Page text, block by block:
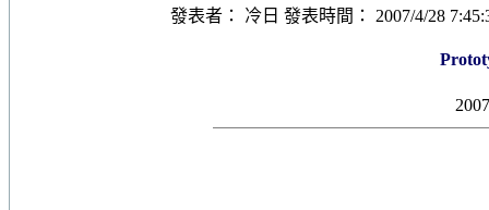
發表者： 冷日 發表時間： 2007/4/28